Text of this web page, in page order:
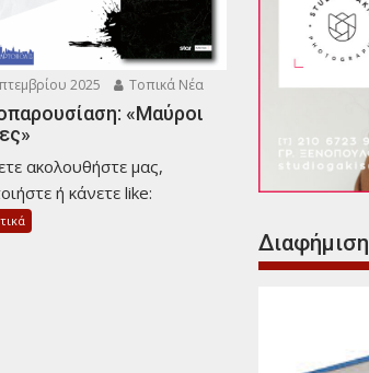
2025 Τοπικά Νέα
«Μαύροι
ακολουθήστε μας,
ή κάνετε like:
Διαφήμιση